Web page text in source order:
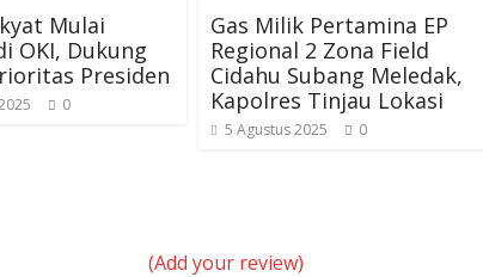
Mulai
OKI, Dukung
Presiden
0
Gas Milik Pertamina EP
Regional 2 Zona Field
Cidahu Subang Meledak,
Kapolres Tinjau Lokasi
5 Agustus 2025 0
(Add your review)